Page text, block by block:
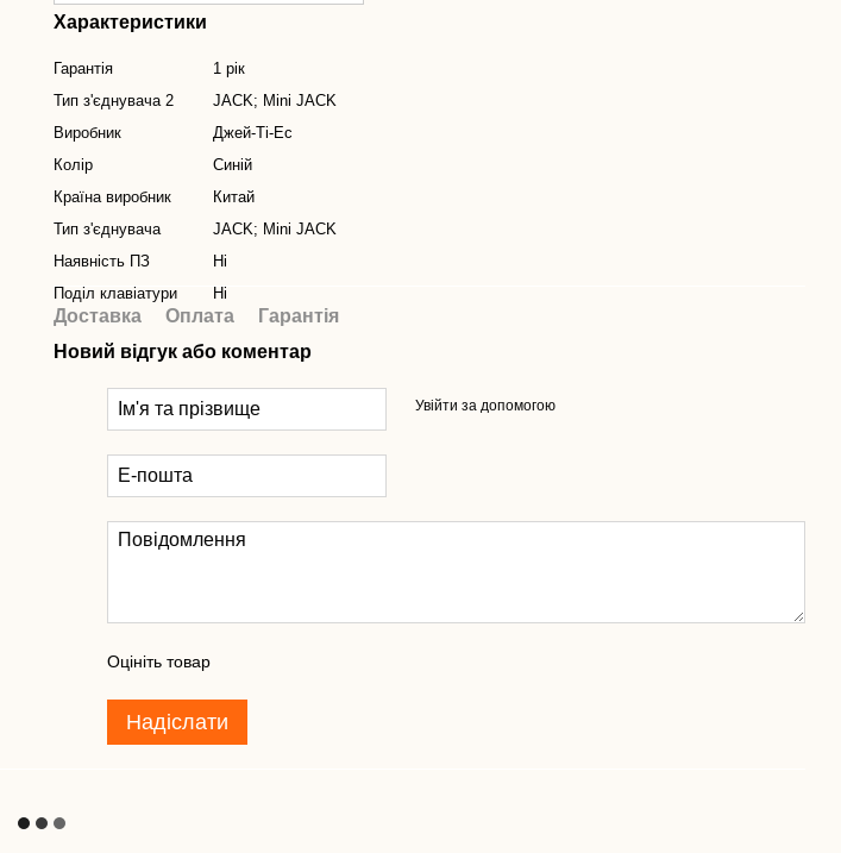
Характеристики
Гарантія
1 рік
Тип з'єднувача 2
JACK; Mini JACK
Виробник
Джей-Ті-Ес
Колір
Синій
Країна виробник
Китай
Тип з'єднувача
JACK; Mini JACK
Наявність ПЗ
Ні
Поділ клавіатури
Ні
Доставка Оплата
Гарантія
Новий відгук або коментар
Увійти за допомогою
Оцініть товар
Надіслати